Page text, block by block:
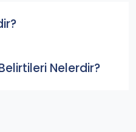
Nelerdir?